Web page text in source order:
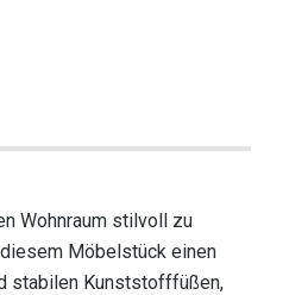
Wohnraum stilvoll zu
Möbelstück einen
stabilen Kunststofffüßen,